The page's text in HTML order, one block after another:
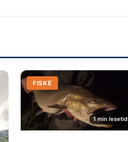
FISKE
1 min lesetid